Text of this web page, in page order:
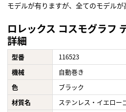
モデルが有りますが、全てのモデルが
ロレックス コスモグラフ
詳細
型番
116523
機械
自動巻き
色
ブラック
材質名
ステンレス・イエロー